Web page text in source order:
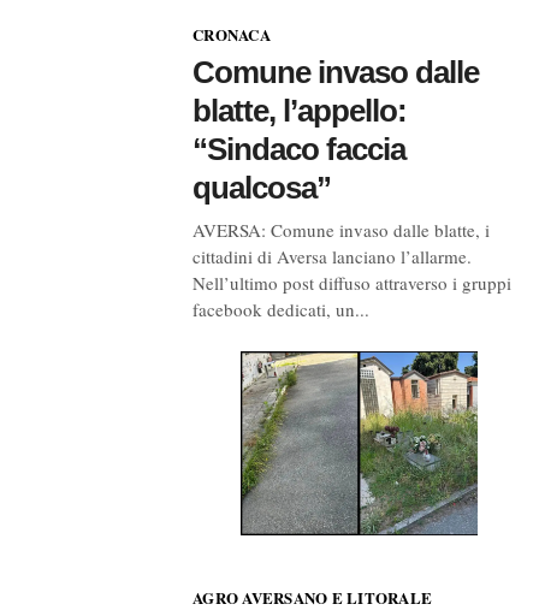
CRONACA
Comune invaso dalle
blatte, l’appello:
“Sindaco faccia
qualcosa”
AVERSA: Comune invaso dalle blatte, i
cittadini di Aversa lanciano l’allarme.
Nell’ultimo post diffuso attraverso i gruppi
facebook dedicati, un...
AGRO AVERSANO E LITORALE